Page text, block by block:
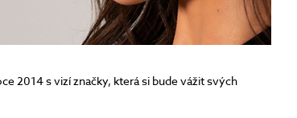
2014 s vizí značky, která si bude vážit svých